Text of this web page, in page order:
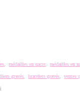
,médailles en nacre ,médailles en
gravés ,bracelets gravés ,ventes